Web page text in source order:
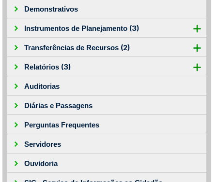
Demonstrativos
Instrumentos de Planejamento (3)
Transferências de Recursos (2)
Relatórios (3)
Auditorias
Diárias e Passagens
Perguntas Frequentes
Servidores
Ouvidoria